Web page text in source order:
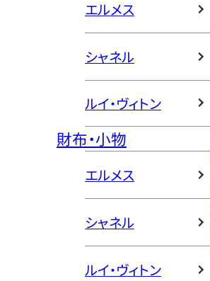
エルメス
シャネル
ルイ・ヴィトン
財布・小物
エルメス
シャネル
ルイ・ヴィトン